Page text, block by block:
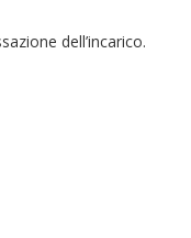
dell’incarico.